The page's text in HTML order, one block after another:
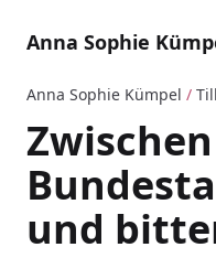
Anna Sophie
Anna Sophie Kümpel /
Zwischen
und